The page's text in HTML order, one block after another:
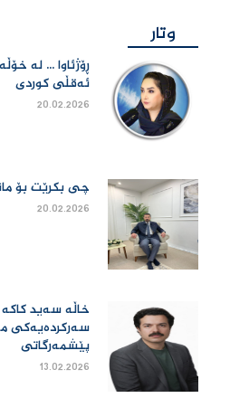
وتار
ڕۆژئاوا ... لە
ئەقڵی کوردی
20.02.2026
چی بكرێت بۆ
20.02.2026
خاڵە سەید
سەرکردەیەکی
پێشمەرگاتی
13.02.2026